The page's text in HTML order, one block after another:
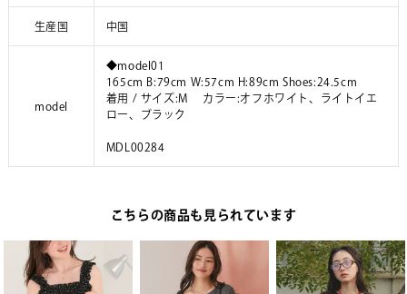
生産国 中国
model
◆model01
165cm B:79cm W:57cm H:89cm Shoes:24.5cm
着用 / サイズ:M カラー:オフホワイト、ライトイエ
ロー、ブラック
MDL00284
こちらの商品も見られています